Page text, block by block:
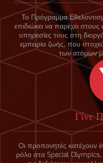
Το Πρόγραμμα
επιδιώκει να παρέχει
υπηρεσίες τους στη
εμπειρία ζωής, που
των ατόμων
Γίνε
Οι προπονητές κατέχουν
ρόλο στα Special